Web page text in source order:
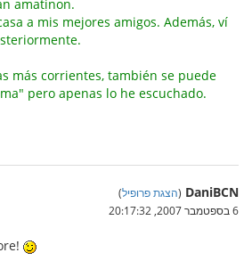
amatinon.
a mis mejores amigos. Además, ví
más corrientes, también se puede
pero apenas lo he escuchado.
DaniBCN
(הצגת פרופיל)
6 בספטמבר 2007, 20:17:32